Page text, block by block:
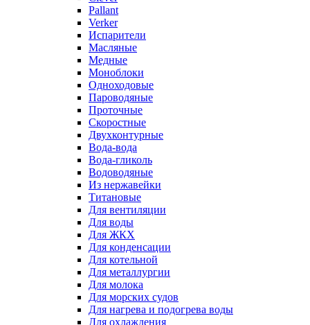
Pallant
Verker
Испарители
Масляные
Медные
Моноблоки
Одноходовые
Пароводяные
Проточные
Скоростные
Двухконтурные
Вода-вода
Вода-гликоль
Водоводяные
Из нержавейки
Титановые
Для вентиляции
Для воды
Для ЖКХ
Для конденсации
Для котельной
Для металлургии
Для молока
Для морских судов
Для нагрева и подогрева воды
Для охлаждения